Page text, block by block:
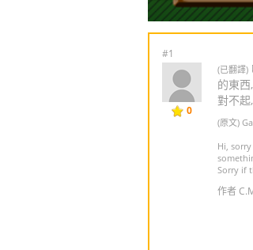
#1
0
(已翻譯)
的東西
對不
(原文)
Hi,
Sorry if
作者